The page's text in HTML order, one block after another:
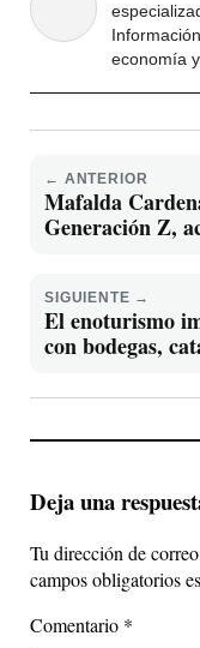
economía
← ANTERIOR
Mafalda
Generación Z,
SIGUIENTE →
El enoturismo
con bodegas,
Deja una
Tu dirección de
campos obligatorios
Comentario *